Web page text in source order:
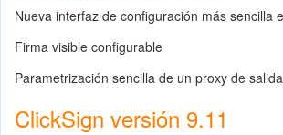
Nueva interfaz de configuración más sencilla
Firma visible configurable
Parametrización sencilla de un proxy de salida
ClickSign versión 9.11